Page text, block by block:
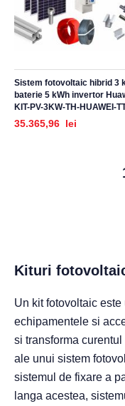
Sistem fotovoltaic hibrid 3
baterie 5 kWh invertor
KIT-PV-3KW-TH-HUAWEI-
trifazat, cu montaj, prindere
pentru acoperis panouri
35.365,96 lei
Kituri
Un kit fotovoltaic
echipamentele si
si transforma
ale unui sistem
sistemul de fixare a
langa acestea,